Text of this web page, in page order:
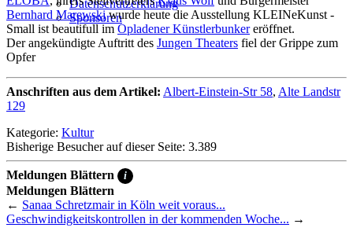
Datenschutzerklärung
Sponsoren
Bernhard Marewskiwurde heute die Ausstellung KLEINeKunst -
Small ist beautifull im Opladener Künstlerbunkereröffnet.
Der angekündigte Auftritt des Jungen Theaters fiel der Grippe zum
Opfer
Anschriften aus dem Artikel: Albert-Einstein-Str 58, Alte Landstr
129
Kategorie: Kultur
Bisherige Besucher auf dieser Seite: 3.389
Meldungen Blättern i
Meldungen Blättern
← Sanaa Schretzmair in Köln weit voraus...
Geschwindigkeitskontrollen in der kommenden Woche... →